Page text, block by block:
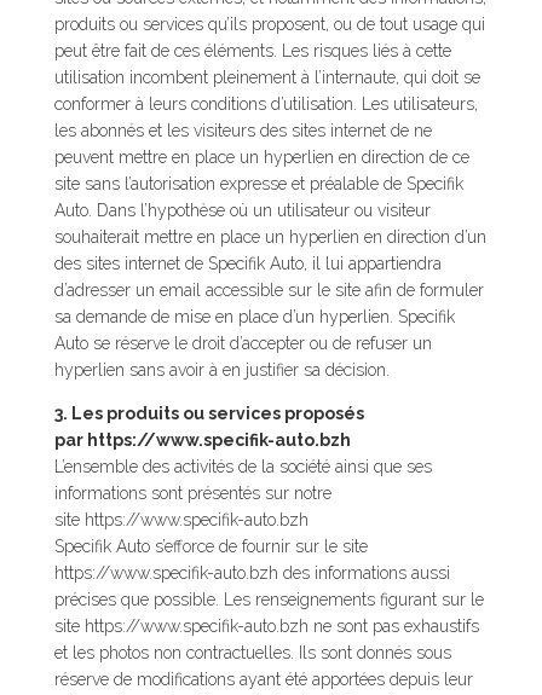
produits ou services qu’ils proposent, ou de tout usage qui
peut être fait de ces éléments. Les risques liés à cette
utilisation incombent pleinement à l’internaute, qui doit se
conformer à leurs conditions d’utilisation. Les utilisateurs,
les abonnés et les visiteurs des sites internet de ne
peuvent mettre en place un hyperlien en direction de ce
site sans l’autorisation expresse et préalable de Specifik
Auto. Dans l’hypothèse où un utilisateur ou visiteur
souhaiterait mettre en place un hyperlien en direction d’un
des sites internet de Specifik Auto, il lui appartiendra
d’adresser un email accessible sur le site afin de formuler
sa demande de mise en place d’un hyperlien. Specifik
Auto se réserve le droit d’accepter ou de refuser un
hyperlien sans avoir à en justifier sa décision.
3. Les produits ou services proposés
par https://www.specifik-auto.bzh
L’ensemble des activités de la société ainsi que ses
informations sont présentés sur notre
site https://www.specifik-auto.bzh
Specifik Auto s’efforce de fournir sur le site
https://www.specifik-auto.bzh des informations aussi
précises que possible. Les renseignements figurant sur le
site https://www.specifik-auto.bzh ne sont pas exhaustifs
et les photos non contractuelles. Ils sont donnés sous
réserve de modifications ayant été apportées depuis leur